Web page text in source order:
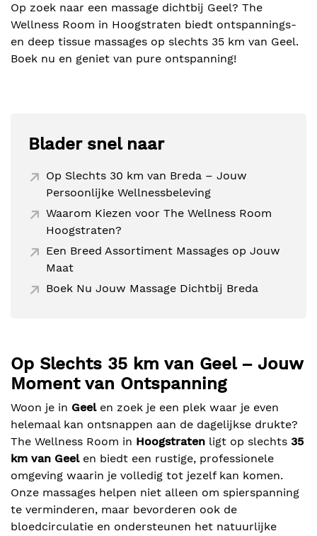
Op zoek naar een massage dichtbij Geel? The
Wellness Room in Hoogstraten biedt ontspannings-
en deep tissue massages op slechts 35 km van Geel.
Boek nu en geniet van pure ontspanning!
Blader snel naar
Op Slechts 30 km van Breda – Jouw
Persoonlijke Wellnessbeleving
Waarom Kiezen voor The Wellness Room
Hoogstraten?
Een Breed Assortiment Massages op Jouw
Maat
Boek Nu Jouw Massage Dichtbij Breda
Op Slechts 35 km van Geel – Jouw
Moment van Ontspanning
Woon je in Geelen zoek je een plek waar je even
helemaal kan ontsnappen aan de dagelijkse drukte?
The Wellness Room in Hoogstraten ligt op slechts 35
km van Geelen biedt een rustige, professionele
omgeving waarin je volledig tot jezelf kan komen.
Onze massages helpen niet alleen om spierspanning
te verminderen, maar bevorderen ook de
bloedcirculatie en ondersteunen het natuurlijke